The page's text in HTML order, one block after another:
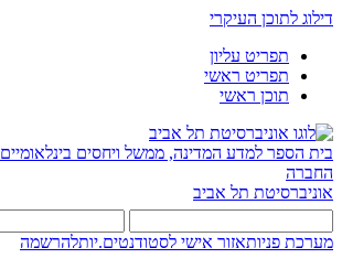
דילוג לתוכן העיקרי
תפריט עליון
תפריט ראשי
תוכן ראשי
בית הספר למדע המדינה, ממשל ויחסים בינלאומיים
החברה
אוניברסיטת תל אביב
מערכת פניותאזור אישי לסטודנטים.יותלהרשמה